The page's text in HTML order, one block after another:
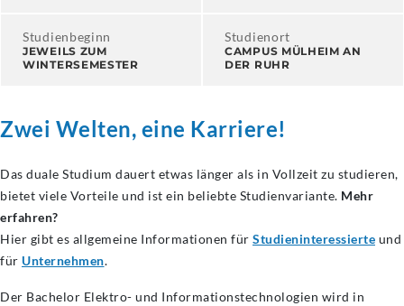
Studienbeginn
JEWEILS ZUM
WINTERSEMESTER
Studienort
CAMPUS MÜLHEIM AN
DER RUHR
Zwei Welten, eine Karriere!
Das duale Studium dauert etwas länger als in Vollzeit zu studieren,
bietet viele Vorteile und ist ein beliebte Studienvariante. Mehr
erfahren?
Hier gibt es allgemeine Informationen für Studieninteressierte und
für Unternehmen.
Der Bachelor Elektro- und Informationstechnologien wird in